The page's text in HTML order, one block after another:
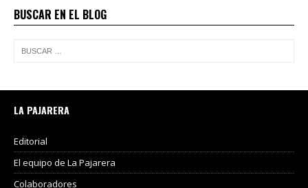
BUSCAR EN EL BLOG
LA PAJARERA
Editorial
El equipo de La Pajarera
Colaboradores